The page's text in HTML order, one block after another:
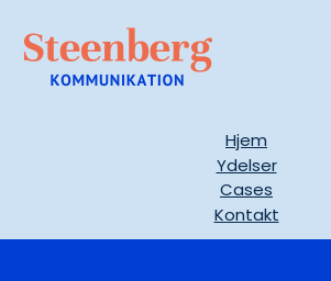
Hjem
Ydelser
Cases
Kontakt